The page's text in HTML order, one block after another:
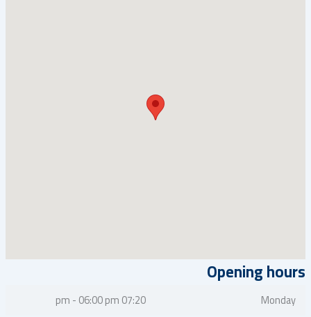
Opening hours
Monday
07:20 pm - 06:00 pm